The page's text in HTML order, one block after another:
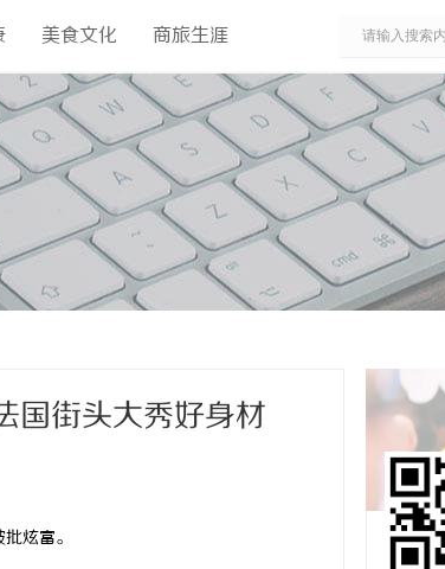
美食文化 商旅生涯
国街头大秀好身材
炫富。